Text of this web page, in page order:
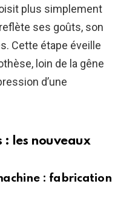
plus simplement
ses goûts, son
Cette étape éveille
loin de la gêne
d’une
: les nouveaux
: fabrication